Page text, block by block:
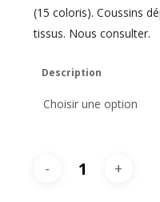
(15 coloris). Coussins
tissus. Nous consulter.
Description